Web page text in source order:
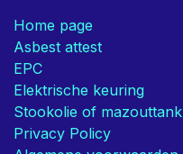
Home page
Asbest attest
EPC
Elektrische keuring
Stookolie of mazouttank
Privacy Policy